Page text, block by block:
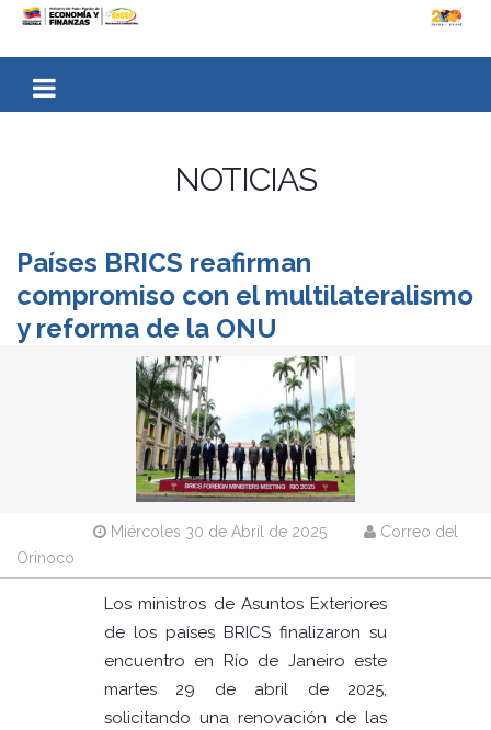
NOTICIAS
Países BRICS reafirman
compromiso con el multilateralismo
y reforma de la ONU
Miércoles 30 de Abril de 2025
Correo del
Orinoco
Los ministros de Asuntos Exteriores
de los países BRICS finalizaron su
encuentro en Río de Janeiro este
martes 29 de abril de 2025,
solicitando una renovación de las